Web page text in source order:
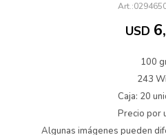
USD
100
243
Caja: 20
Precio por
Algunas imágenes pueden